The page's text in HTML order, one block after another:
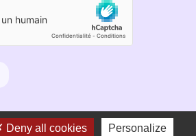
Deny all cookies Personalize